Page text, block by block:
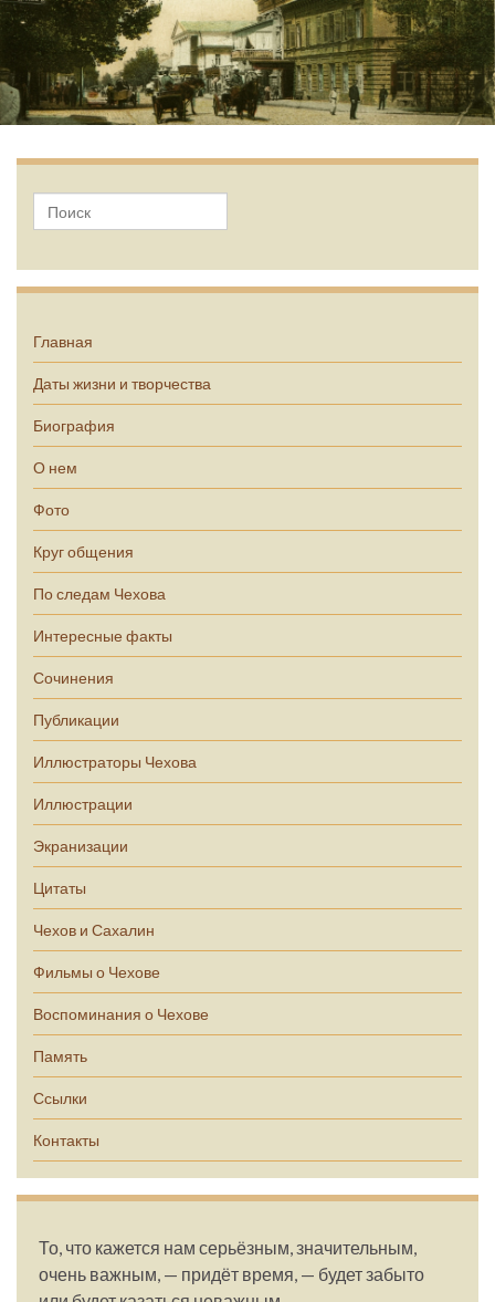
Главная
Даты жизни и творчества
Биография
О нем
Фото
Круг общения
По следам Чехова
Интересные факты
Сочинения
Публикации
Иллюстраторы Чехова
Иллюстрации
Экранизации
Цитаты
Чехов и Сахалин
Фильмы о Чехове
Воспоминания о Чехове
Память
Ссылки
Контакты
То, что кажется нам серьёзным, значительным,
очень важным, — придёт время, — будет забыто